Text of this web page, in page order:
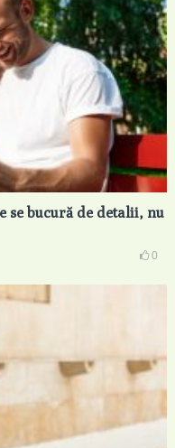
se bucură de detalii, nu
0